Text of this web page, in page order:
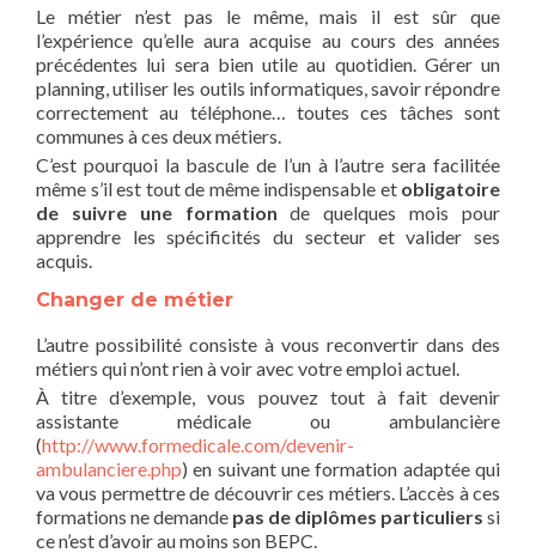
Le métier n’est pas le même, mais il est sûr que
l’expérience qu’elle aura acquise au cours des années
précédentes lui sera bien utile au quotidien. Gérer un
planning, utiliser les outils informatiques, savoir répondre
correctement au téléphone… toutes ces tâches sont
communes à ces deux métiers.
C’est pourquoi la bascule de l’un à l’autre sera facilitée
même s’il est tout de même indispensable et obligatoire
de suivre une formation de quelques mois pour
apprendre les spécificités du secteur et valider ses
acquis.
Changer de métier
L’autre possibilité consiste à vous reconvertir dans des
métiers qui n’ont rien à voir avec votre emploi actuel.
À titre d’exemple, vous pouvez tout à fait devenir
assistante médicale ou ambulancière
(http://www.formedicale.com/devenir-
ambulanciere.php) en suivant une formation adaptée qui
va vous permettre de découvrir ces métiers. L’accès à ces
formations ne demande pas de diplômes particuliers si
ce n’est d’avoir au moins son BEPC.